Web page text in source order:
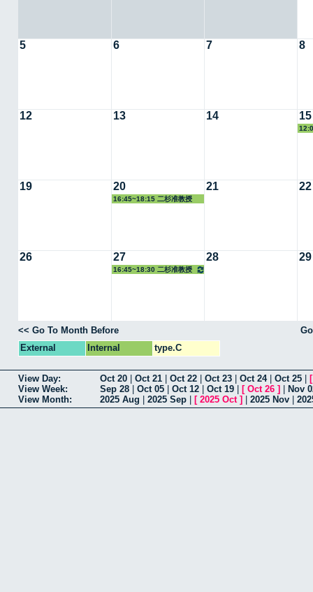
5 6 7 8
12 13 14 15
19 20
16:45~18:15 二杉准教授
21 22
26 27
16:45~18:30 二杉准教授
28 29
<< Go To Month Before
External
Internal type.C
View Day: Oct 20 Oct 21 Oct 22 Oct 23 Oct 24| Oct 25
View Week:
Sep 28 Oct 05 Oct 12 Oct 19 [ Oct 26 ]
Nov
View Month:
2025 Aug 2025 Sep [ 2025 Oct ] 2025 Nov